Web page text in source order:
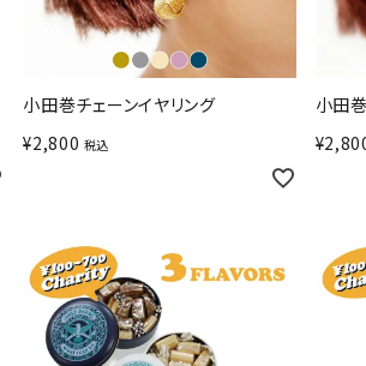
小田巻チェーンイヤリング
¥2,800 税込
小田
¥